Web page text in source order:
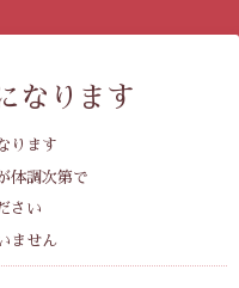
なります
ります
体調次第で
さい
ません